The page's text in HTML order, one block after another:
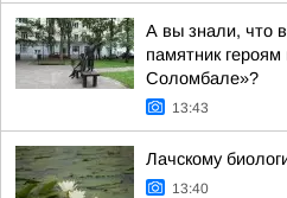
А вы знали, что
памятник героям
Соломбале»?
13:43
Лачскому
13:40